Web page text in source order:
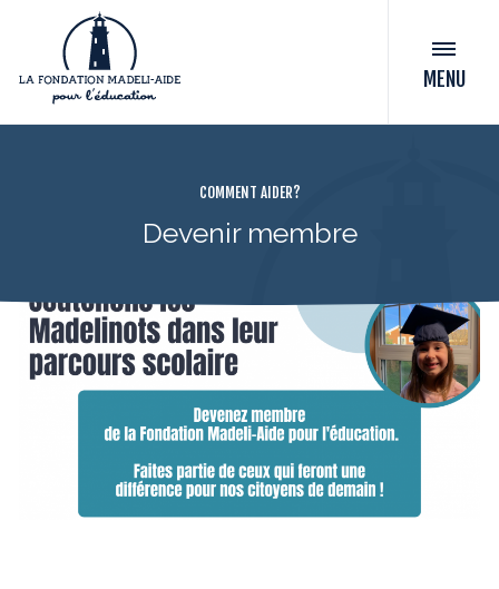
MENU
COMMENT AIDER?
Devenir membre